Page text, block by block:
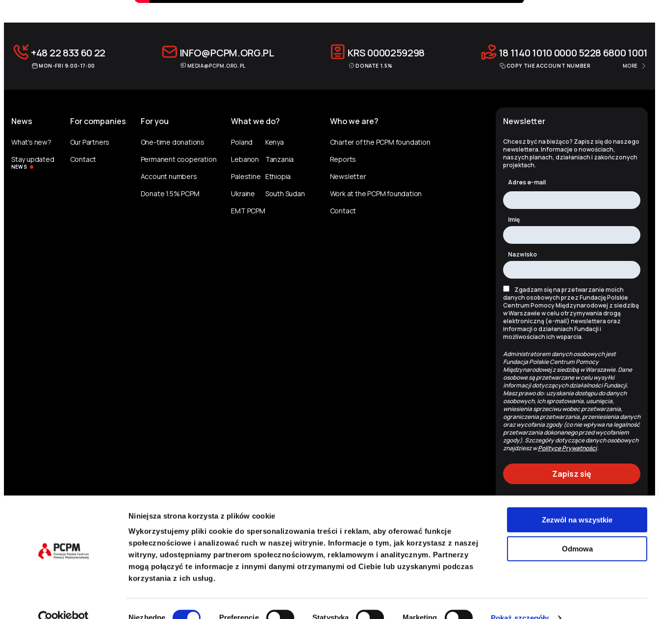
Niniejsza strona korzysta z plików cookie
Wykorzystujemy pliki cookie do spersonalizowania treści i reklam, aby oferować funkcje
społecznościowe i analizować ruch w naszej witrynie. Informacje o tym, jak korzystasz z naszej
witryny, udostępniamy partnerom społecznościowym, reklamowym i analitycznym. Partnerzy
mogą połączyć te informacje z innymi danymi otrzymanymi od Ciebie lub uzyskanymi podczas
korzystania z ich usług.
Niezbędne Preferencje Statystyka Marketing
Zezwól na wszystkie
Odmowa
+48 22 833 60 22
MON-FRI 9:00-17:00
INFO@PCPM.ORG.PL
MEDIA@PCPM.ORG.PL
KRS0000259298
DONATE 1.5%
18 1140 1010 0000 5228 6800 1001
COPY THE ACCOUNT NUMBER MORE
Newsletter
Chcesz być na bieżąco? Zapisz się do naszego
newslettera. Informacje o nowościach,
naszych planach, działaniach i zakończonych
projektach.
Adres e-mail
Imię
Nazwisko
Zgadzam się na przetwarzanie moich
danych osobowych przez Fundację Polskie
Centrum Pomocy Międzynarodowej z siedzibą
w Warszawie w celu otrzymywania drogą
elektroniczną (e-mail) newslettera oraz
informacji o działaniach Fundacji i
możliwościach ich wsparcia.
Administratorem danych osobowych jest
Fundacja Polskie Centrum Pomocy
Międzynarodowej z siedzibą w Warszawie. Dane
osobowe są przetwarzane w celu wysyłki
informacji dotyczących działalności Fundacji.
Masz prawo do: uzyskania dostępu do danych
osobowych, ich sprostowania, usunięcia,
wniesienia sprzeciwu wobec przetwarzania,
ograniczenia przetwarzania, przeniesienia danych
oraz wycofania zgody (co nie wpływa na legalność
przetwarzania dokonanego przed wycofaniem
zgody). Szczegóły dotyczące danych osobowych
znajdziesz wPolityce Prywatności.
News
What's new?
Stay updated
NEWS
For companies
Our Partners
Contact
For you
One-time donations
Permanent cooperation
Account numbers
Donate 1.5% PCPM
What we do?
Poland
Lebanon
Palestine
Ukraine
EMT PCPM
Kenya
Tanzania
Ethiopia
South Sudan
Who we are?
Charter of the PCPM foundation
Reports
Newsletter
Work at the PCPM foundation
Contact
Twitter Back to top
Privacy policyCookies policy